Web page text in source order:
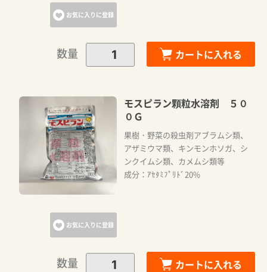
お気に入りに登録
数量 カートに入れる
お気に入りに登録
モスピラン顆粒水溶剤 ５０
０Ｇ
果樹・野菜の殺虫剤アブラムシ類、
アザミウマ類、キンモンホソガ、シ
ンクイムシ類、カメムシ類等
成分：ｱｾﾀﾐﾌﾟﾘﾄﾞ20%
数量 カートに入れる